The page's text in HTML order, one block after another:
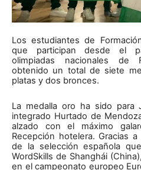
Los estudiantes de
que participan desde el
olimpiadas nacionales de
obtenido un total de siete
platas y dos bronces.
La medalla oro ha sido para
integrado Hurtado de
alzado con el máximo
Recepción hotelera. Gracias
de la selección española
WordSkills de Shanghái
en el campeonato europeo